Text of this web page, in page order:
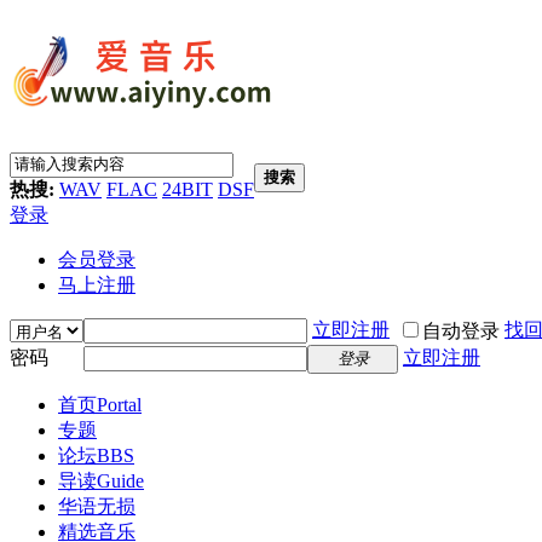
热搜: WAV FLAC 24BIT DSF
搜索
登录
会员登录
马上注册
立即注册 自动登录 找
密码
登录 立即注册
首页Portal
专题
论坛BBS
导读Guide
华语无损
精选音乐